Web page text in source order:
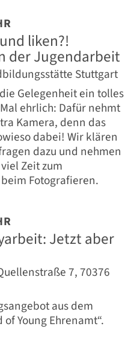
liken?!
der Jugendarbeit
Stuttgart
Gelegenheit ein tolles
ehrlich: Dafür nehmt
Kamera, denn das
dabei! Wir klären
dazu und nehmen
Zeit zum
Fotografieren.
Jetzt aber
7, 70376
aus dem
of Young Ehrenamt“.